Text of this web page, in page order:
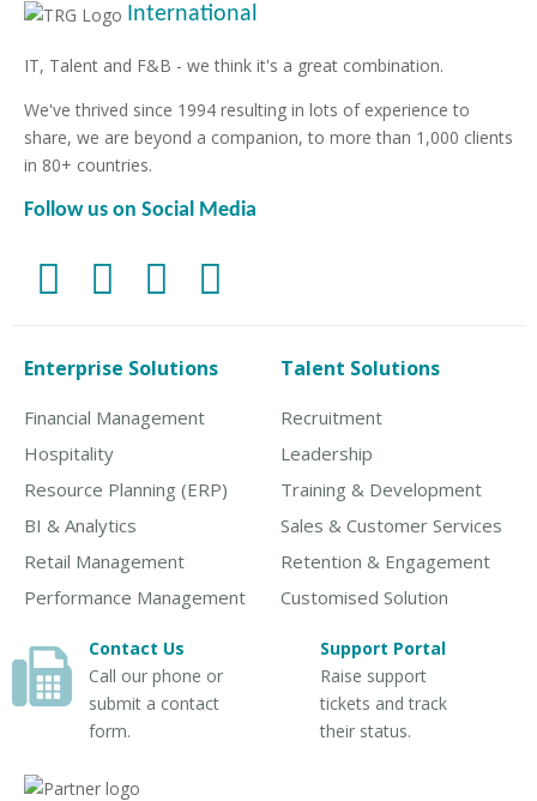
International
IT, Talent and F&B - we think it's a great combination.
We've thrived since 1994 resulting in lots of experience to
share, we are beyond a companion, to more than 1,000 clients
in 80+ countries.
Follow us on Social Media
Enterprise Solutions
Financial Management
Hospitality
Resource Planning (ERP)
BI & Analytics
Retail Management
Performance Management
Talent Solutions
Recruitment
Leadership
Training & Development
Sales & Customer Services
Retention & Engagement
Customised Solution
Contact Us
Call our phone or
submit a contact
form.
Support Portal
Raise support
tickets and track
their status.